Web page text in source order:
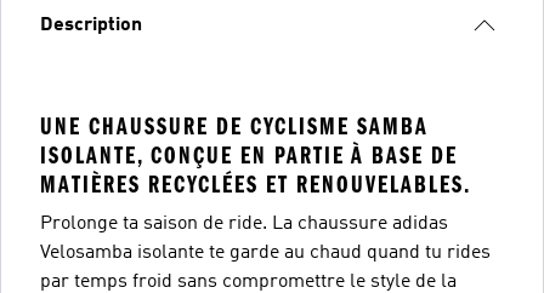
Description
UNE CHAUSSURE DE CYCLISME SAMBA
ISOLANTE, CONÇUE EN PARTIE À BASE DE
MATIÈRES RECYCLÉES ET RENOUVELABLES.
Prolonge ta saison de ride. La chaussure adidas
Velosamba isolante te garde au chaud quand tu rides
par temps froid sans compromettre le style de la